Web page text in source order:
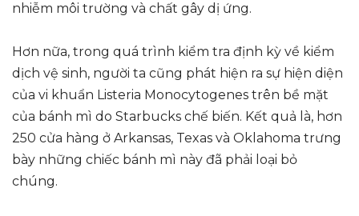
nhiễm môi trường và chất gây dị ứng.
Hơn nữa, trong quá trình kiểm tra định kỳ về kiểm
dịch vệ sinh, người ta cũng phát hiện ra sự hiện diện
của vi khuẩn Listeria Monocytogenes trên bề mặt
của bánh mì do Starbucks chế biến. Kết quả là, hơn
250 cửa hàng ở Arkansas, Texas và Oklahoma trưng
bày những chiếc bánh mì này đã phải loại bỏ
chúng.